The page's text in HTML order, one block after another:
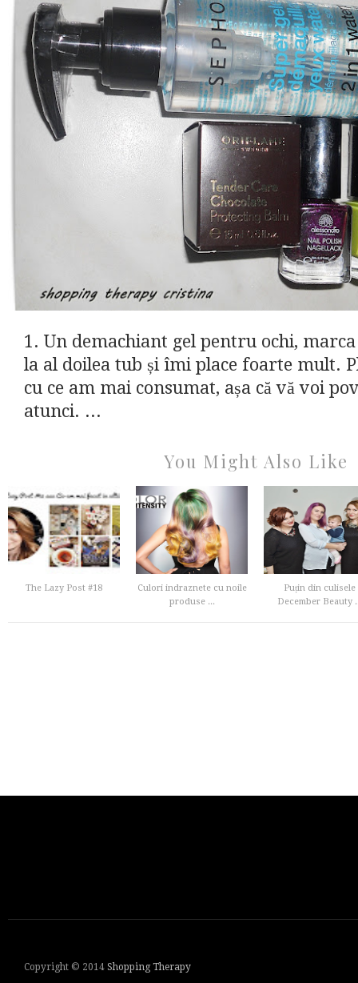
1. Un demachiant gel pentru ochi,
la al doilea tub și îmi place foarte mult.
cu ce am mai consumat, așa că vă voi
atunci. ...
You Might Also Like
The Lazy Post #18
Culori indraznete cu noile
produse ...
Puțin din culisele
December Beauty
Copyright © 2014 Shopping Therapy